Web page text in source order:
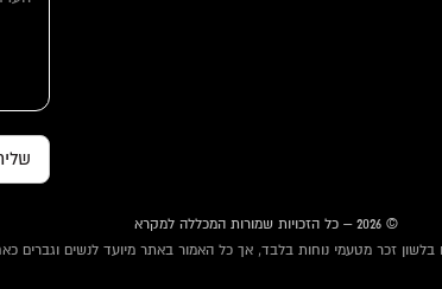
© 2026 – כל הזכויות שמורות המכללה למקרא
זכר מטעמי נוחות בלבד, אך כל האמור באתר מיועד לנשים וגברים